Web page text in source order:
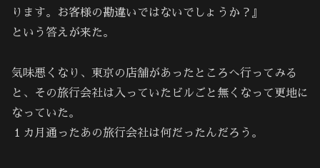
ります。お客様の勘違いではないでしょうか？』
という答えが来た。
気味悪くなり、東京の店舗があったところへ行ってみる
と、その旅行会社は入っていたビルごと無くなって更地に
なっていた。
１カ月通ったあの旅行会社は何だったんだろう。